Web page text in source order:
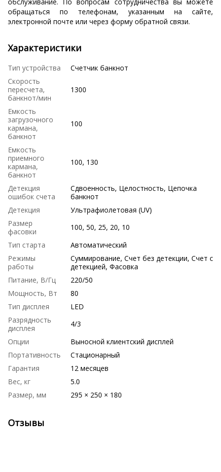
обращаться по телефонам, указанным на сайте,
электронной почте или через форму обратной связи.
Характеристики
Тип устройства
Счетчик банкнот
Скорость
пересчета,
банкнот/мин
1300
Емкость
загрузочного
кармана,
банкнот
100
Емкость
приемного
кармана,
банкнот
100, 130
Детекция
ошибок счета
Сдвоенность, Целостность, Цепочка
банкнот
Детекция
Ультрафиолетовая (UV)
Размер
фасовки
100, 50, 25, 20, 10
Тип старта
Автоматический
Режимы
работы
Суммирование, Счет без детекции, Счет с
детекцией, Фасовка
Питание, В/Гц
220/50
Мощность, Вт
80
Тип дисплея
LED
Разрядность
дисплея
4/3
Опции
Выносной клиентский дисплей
Портативность
Стационарный
Гарантия
12 месяцев
Вес, кг
5.0
Размер, мм
295 × 250 × 180
Отзывы